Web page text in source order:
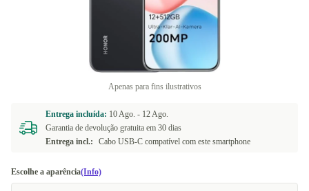
Apenas para fins ilustrativos
Entrega incluída: 10 Ago. - 12 Ago.
Garantia de devolução gratuita em 30 dias
Entrega incl.:
Cabo USB-C compatível com este smartphone
Escolhe a aparência(Info)